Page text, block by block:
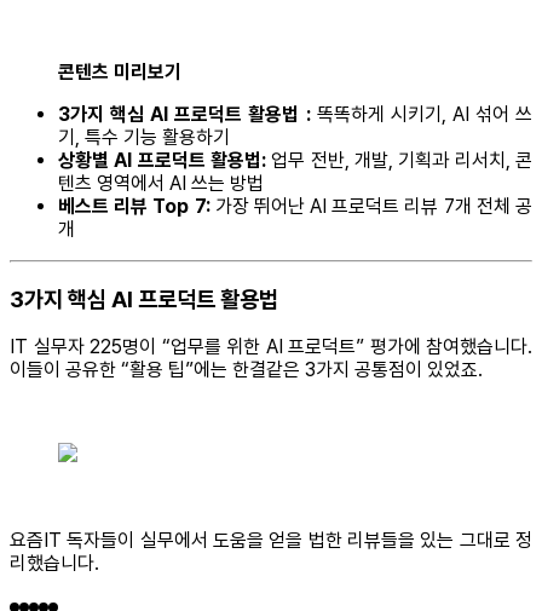
콘텐츠 미리보기
3가지 핵심 AI 프로덕트 활용법 :똑똑하게 시키기, AI 섞어 쓰
기, 특수 기능 활용하기
상황별 AI 프로덕트 활용법: 업무 전반, 개발, 기획과 리서치, 콘
텐츠 영역에서 AI 쓰는 방법
베스트 리뷰 Top 7:가장 뛰어난 AI 프로덕트 리뷰 7개 전체 공
개
3가지 핵심 AI 프로덕트 활용법
IT 실무자 225명이 “업무를 위한 AI 프로덕트” 평가에 참여했습니다.
이들이 공유한 “활용 팁”에는 한결같은 3가지 공통점이 있었죠.
요즘IT 독자들이 실무에서 도움을 얻을 법한 리뷰들을 있는 그대로 정
리했습니다.